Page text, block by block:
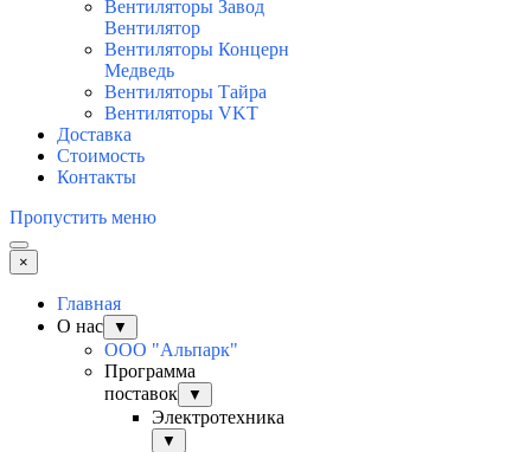
Вентиляторы Завод
Вентилятор
Вентиляторы Концерн
Медведь
Вентиляторы Тайра
Вентиляторы VKT
Доставка
Стоимость
Контакты
Пропустить меню
×
Главная
О нас
▼
ООО "Альпарк"
Программа
поставок
▼
Электротехника
▼